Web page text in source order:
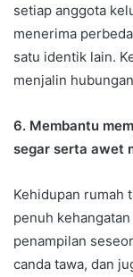
setiap anggota
menerima
satu identik lain.
menjalin
6. Membantu
segar serta awet
Kehidupan rumah
penuh
penampilan
canda tawa, dan